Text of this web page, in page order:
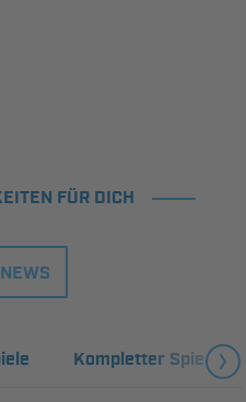
FÜR DICH
Kompletter Spielplan